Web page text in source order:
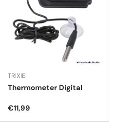
TRIXIE
Thermometer Digital
Normaler Preis
€11,99